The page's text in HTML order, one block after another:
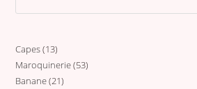
Capes 1313
produits
Maroquinerie 5353
Banane 2121